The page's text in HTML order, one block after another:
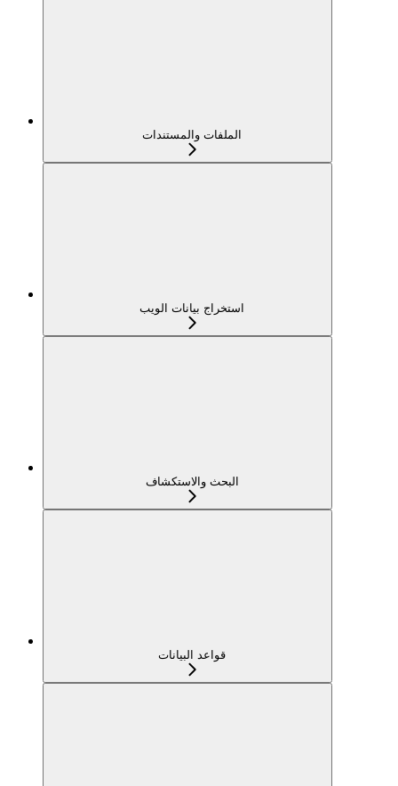
الملفات والمستندات
استخراج بيانات الويب
البحث والاستكشاف
قواعد البيانات